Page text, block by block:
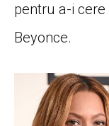
pentru a-i
Beyonce.